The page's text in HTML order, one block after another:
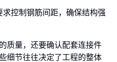
控制钢筋间距，确保结构强
质量，还要确认配套连接件
细节往往决定了工程的整体